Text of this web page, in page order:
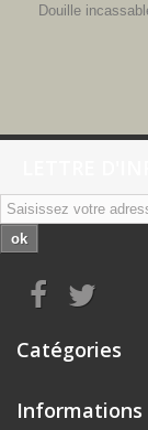
Douille
ok
Catégories
Informations